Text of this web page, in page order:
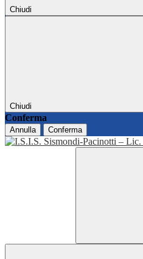
Chiudi
Chiudi
Conferma
Annulla Conferma